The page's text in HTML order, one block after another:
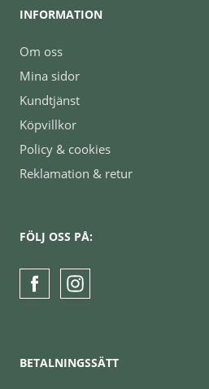
INFORMATION
Om oss
Mina sidor
Kundtjänst
Köpvillkor
Policy & cookies
Reklamation & retur
FÖLJ OSS PÅ:
BETALNINGSSÄTT